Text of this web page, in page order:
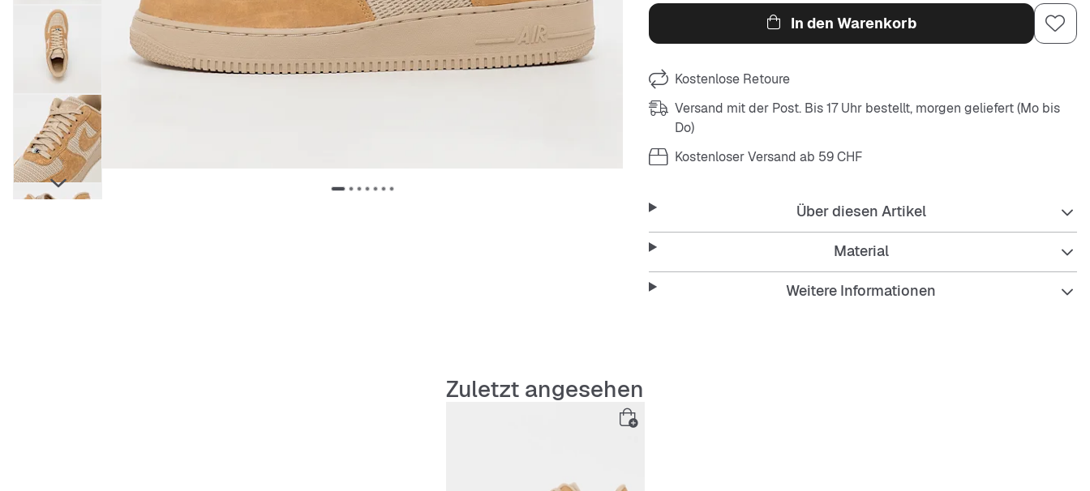
In den Warenkorb
Kostenlose Retoure
Versand mit der Post. Bis 17 Uhr bestellt, morgen geliefert (Mo bis
Do)
Kostenloser Versand ab 59 CHF
Über diesen Artikel
Material
Weitere Informationen
Zuletzt angesehen